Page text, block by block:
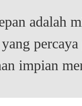
adalah
percaya
impian